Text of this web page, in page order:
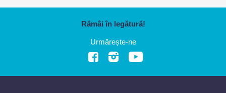
Rămâi în legătură!
Urmărește-ne